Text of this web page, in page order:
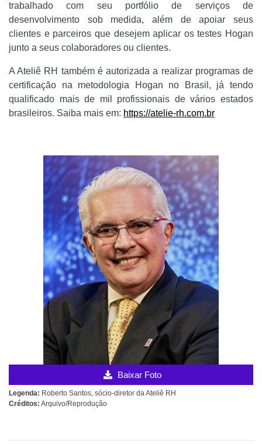
trabalhado com seu portfólio de serviços de
desenvolvimento sob medida, além de apoiar seus
clientes e parceiros que desejem aplicar os testes Hogan
junto a seus colaboradores ou clientes.
A Ateliê RH também é autorizada a realizar programas de
certificação na metodologia Hogan no Brasil, já tendo
qualificado mais de mil profissionais de vários estados
brasileiros. Saiba mais em: https://atelie-rh.com.br
Baixar Foto
Legenda: Roberto Santos, sócio-diretor da Ateliê RH
Créditos: Arquivo/Reprodução